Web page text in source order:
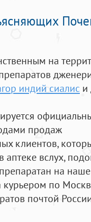
на
индий сиалис и
продаж
клиентов,
вслух,
на
по
почтой